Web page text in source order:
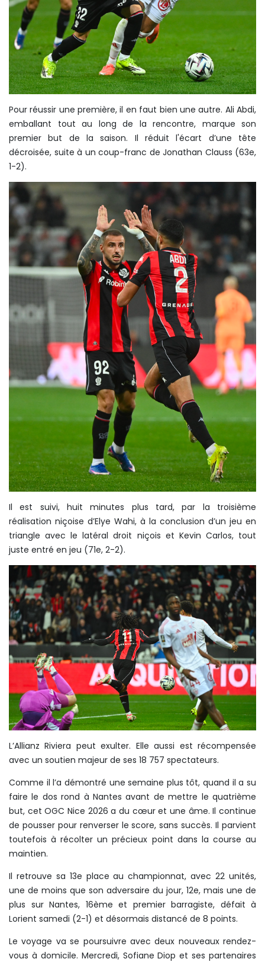
Pour réussir une première, il en faut bien une autre. Ali Abdi,
emballant tout au long de la rencontre, marque son
premier but de la saison. Il réduit l'écart d’une tête
décroisée, suite à un coup-franc de Jonathan Clauss (63e,
1-2).
Il est suivi, huit minutes plus tard, par la troisième
réalisation niçoise d’Elye Wahi, à la conclusion d’un jeu en
triangle avec le latéral droit niçois et Kevin Carlos, tout
juste entré en jeu (71e, 2-2).
L’Allianz Riviera peut exulter. Elle aussi est récompensée
avec un soutien majeur de ses 18 757 spectateurs.
Comme il l’a démontré une semaine plus tôt, quand il a su
faire le dos rond à Nantes avant de mettre le quatrième
but, cet OGC Nice 2026 a du cœur et une âme. Il continue
de pousser pour renverser le score, sans succès. Il parvient
toutefois à récolter un précieux point dans la course au
maintien.
Il retrouve sa 13e place au championnat, avec 22 unités,
une de moins que son adversaire du jour, 12e, mais une de
plus sur Nantes, 16ème et premier barragiste, défait à
Lorient samedi (2-1) et désormais distancé de 8 points.
Le voyage va se poursuivre avec deux nouveaux rendez-
vous à domicile. Mercredi, Sofiane Diop et ses partenaires